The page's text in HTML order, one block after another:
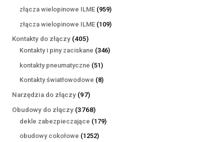
produktów
złącza wielopinowe ILME 959959
produktów
złącza wielopinowe ILME 109109
Kontakty do złączy 405405
produktów
Kontakty i piny zaciskane 346346
kontakty pneumatyczne 5151
produktów
Kontakty światłowodowe 88
Narzędzia do złączy 9797
produktów
Obudowy do złączy 37683768
produktów
dekle zabezpieczające 179179
obudowy cokołowe 12521252